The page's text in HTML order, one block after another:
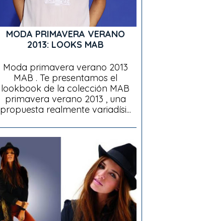
MODA PRIMAVERA VERANO
2013: LOOKS MAB
Moda primavera verano 2013
MAB . Te presentamos el
lookbook de la colección MAB
primavera verano 2013 , una
propuesta realmente variadísi...